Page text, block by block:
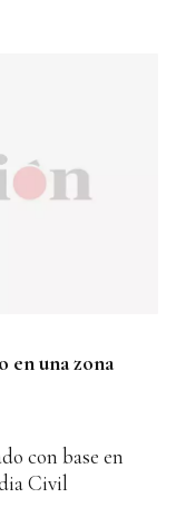
en una zona
con base en
Civil